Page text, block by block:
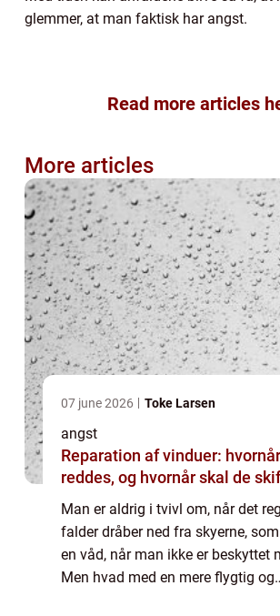
glemmer, at man faktisk har angst.
Read more articles
More articles
07 june 2026 Toke Larsen
angst
Reparation af vinduer:
reddes, og hvornår skal de
Man er aldrig i tvivl om, når det
falder dråber ned fra skyerne,
en våd, når man ikke er beskyttet
Men hvad med en mere flygtig og